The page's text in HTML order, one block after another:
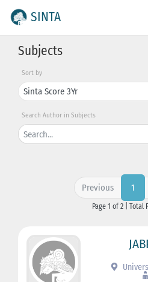
SINTA
Subjects
Sort by
Search Author in Subjects
Previous 1
Page 1 of 2 | Total